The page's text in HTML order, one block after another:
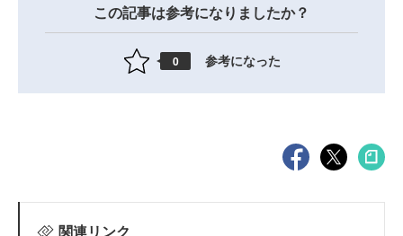
この記事は参考になりましたか？
0 参考になった
関連リンク